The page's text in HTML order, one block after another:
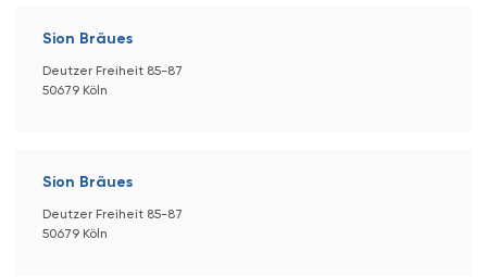
Sion Bräues
Deutzer Freiheit 85-87
50679 Köln
Sion Bräues
Deutzer Freiheit 85-87
50679 Köln